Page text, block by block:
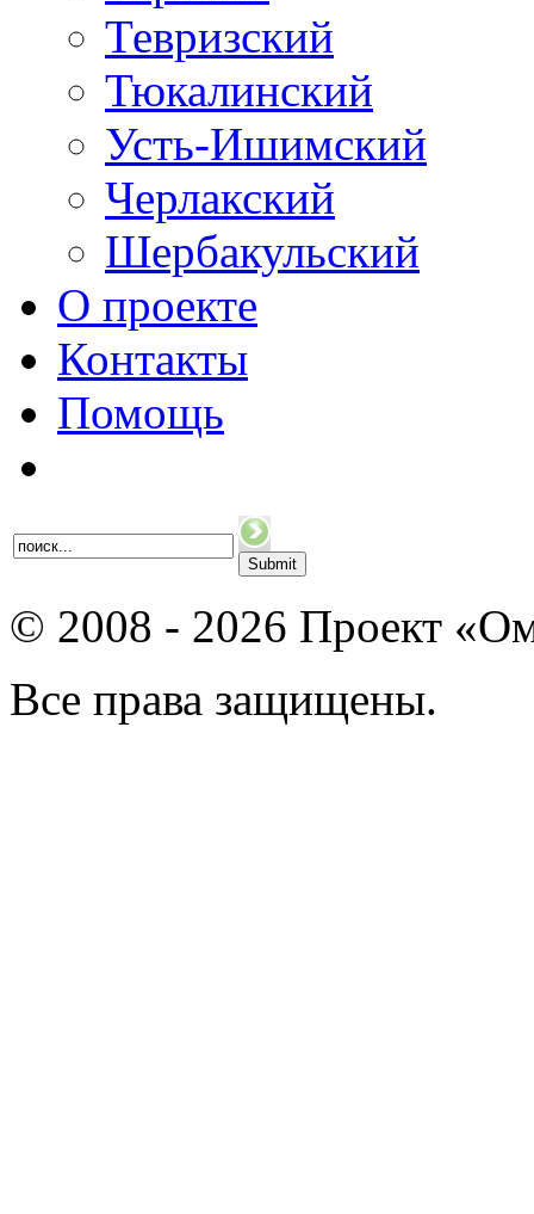
Тевризский
Тюкалинский
Усть-Ишимский
Черлакский
Шербакульский
О проекте
Контакты
Помощь
© 2008 - 2026 Проект
Все права защищены.